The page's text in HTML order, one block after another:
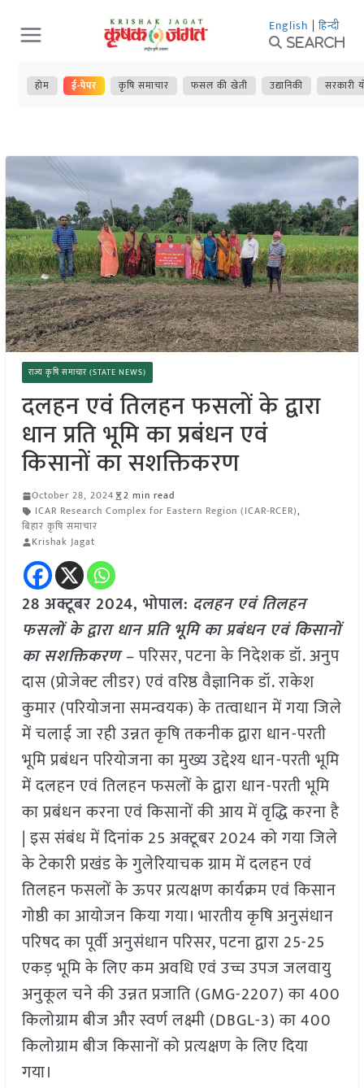
Skip
to
content
English | हिन्दी
Search
होम ई-पेपर कृषि समाचार फसल की खेती उद्यानिकी सरकारी
राज्य कृषि समाचार (STATE NEWS)
दलहन एवं तिलहन फसलों के द्वारा
धान प्रति भूमि का प्रबंधन एवं
किसानों का सशक्तिकरण
October 28, 2024
2 min read
ICAR Research Complex for Eastern Region (ICAR-RCER),
बिहार कृषि समाचार
Krishak Jagat
28 अक्टूबर 2024, भोपाल: दलहन एवं तिलहन
फसलों के द्वारा धान प्रति भूमि का प्रबंधन एवं किसानों
का सशक्तिकरण –परिसर, पटना के निदेशक डॉ. अनुप
दास (प्रोजेक्ट लीडर) एवं वरिष्ठ वैज्ञानिक डॉ. राकेश
कुमार (परियोजना समन्वयक) के तत्वाधान में गया जिले
में चलाई जा रही उन्नत कृषि तकनीक द्वारा धान-परती
भूमि प्रबंधन परियोजना का मुख्य उद्देश्य धान-परती भूमि
में दलहन एवं तिलहन फसलों के द्वारा धान-परती भूमि
का प्रबंधन करना एवं किसानों की आय में वृद्धि करना है
| इस संबंध में दिनांक 25 अक्टूबर 2024 को गया जिले
के टेकारी प्रखंड के गुलेरियाचक ग्राम में दलहन एवं
तिलहन फसलों के ऊपर प्रत्यक्षण कार्यक्रम एवं किसान
गोष्ठी का आयोजन किया गया। भारतीय कृषि अनुसंधान
परिषद का पूर्वी अनुसंधान परिसर, पटना द्वारा 25-25
एकड़ भूमि के लिए कम अवधि एवं उच्च उपज जलवायु
अनुकूल चने की उन्नत प्रजाति (GMG-2207) का 400
किलोग्राम बीज और स्वर्ण लक्ष्मी (DBGL-3) का 400
किलोग्राम बीज किसानों को प्रत्यक्षण के लिए दिया
गया।